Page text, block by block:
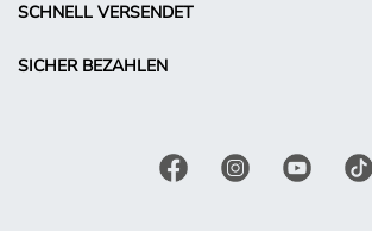
SCHNELL VERSENDET
SICHER BEZAHLEN